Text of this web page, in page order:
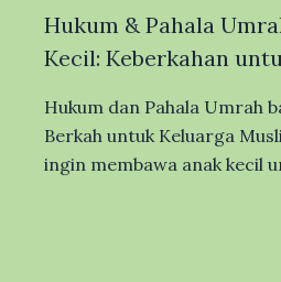
Hukum & Pahala
Kecil: Keberkahan
Hukum dan Pahala Umrah
Berkah untuk Keluarga
ingin membawa anak kecil